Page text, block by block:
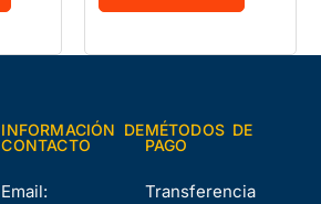
INFORMACIÓN DE
CONTACTO
Email:
MÉTODOS DE
PAGO
Transferencia